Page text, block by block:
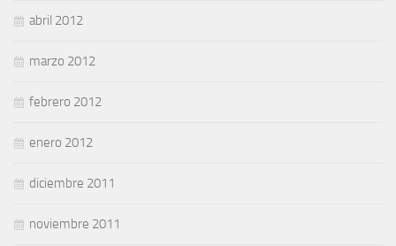
abril 2012
marzo 2012
febrero 2012
enero 2012
diciembre 2011
noviembre 2011